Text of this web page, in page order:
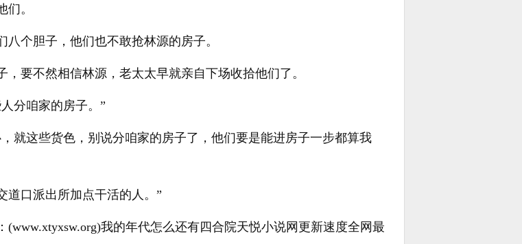
。
个胆子，他们也不敢抢林源的房子。
要不然相信林源，老太太早就亲自下场收拾他们了。
分咱家的房子。”
就这些货色，别说分咱家的房子了，他们要是能进房子一步都算我
道口派出所加点干活的人。”
我的年代怎么还有四合院天悦小说网更新速度全网最